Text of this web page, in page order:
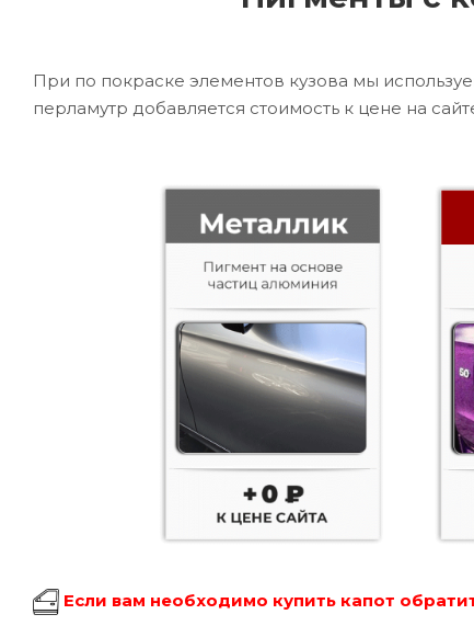
При по покраске элементов кузова мы
перламутр добавляется стоимость к цене на
Если вам необходимо купить капот